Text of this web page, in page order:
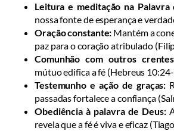
Leitura e meditação na Palavra
nossa fonte de esperança e
Oração constante: Mantém a
paz para o coração atribulado
Comunhão com outros
mútuo edifica a fé (Hebreus
Testemunho e ação de graças:
passadas fortalece a confiança
Obediência à palavra de Deus:
revela que a fé é viva e eficaz